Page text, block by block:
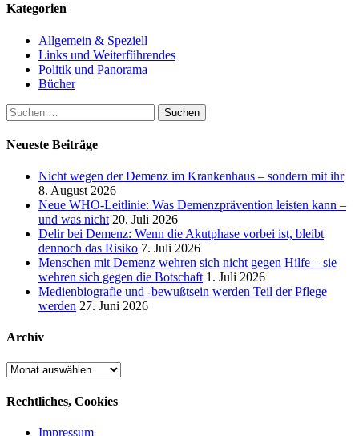
Kategorien
Allgemein & Speziell
Links und Weiterführendes
Politik und Panorama
Bücher
Suchen
nach:
Neueste Beiträge
Nicht wegen der Demenz im Krankenhaus – sondern mit ihr
8. August 2026
Neue WHO-Leitlinie: Was Demenzprävention leisten kann –
und was nicht 20. Juli 2026
Delir bei Demenz: Wenn die Akutphase vorbei ist, bleibt
dennoch das Risiko 7. Juli 2026
Menschen mit Demenz wehren sich nicht gegen Hilfe – sie
wehren sich gegen die Botschaft 1. Juli 2026
Medienbiografie und -bewußtsein werden Teil der Pflege
werden 27. Juni 2026
Archiv
Archiv
Rechtliches, Cookies
Impressum